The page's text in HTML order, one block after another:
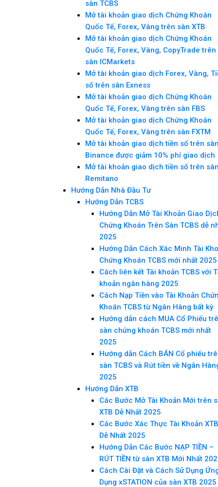
sàn TCBS
Mở tài khoản giao dịch Chứng Khoán
Quốc Tế, Forex, Vàng trên sàn XTB
Mở tài khoản giao dịch Chứng Khoán
Quốc Tế, Forex, Vàng, CopyTrade trên
sàn ICMarkets
Mở tài khoản giao dịch Forex, Vàng,
số trên sàn Exness
Mở tài khoản giao dịch Chứng Khoán
Quốc Tế, Forex, Vàng trên sàn FBS
Mở tài khoản giao dịch Chứng Khoán
Quốc Tế, Forex, Vàng trên sàn FXTM
Mở tài khoản giao dịch tiền số trên sàn
Binance được giảm 10% phí giao dịch
Mở tài khoản giao dịch tiền số trên sàn
Remitano
Hướng Dẫn Nhà Đầu Tư
Hướng Dẫn TCBS
Hướng Dẫn Mở Tài Khoản Giao
Chứng Khoán Trên Sàn TCBS dễ
2025
Hướng Dẫn Cách Xác Minh Tài
Chứng Khoán TCBS mới nhất 2025
Cách liên kết Tài khoản TCBS với
khoản ngân hàng 2025
Cách Nạp Tiền vào Tài Khoản
Khoán TCBS từ Ngân Hàng bất kỳ
Hướng dẫn cách MUA Cổ Phiếu
sàn chứng khoán TCBS mới nhất
2025
Hướng dẫn Cách BÁN Cổ phiếu
sàn TCBS và Rút tiền về Ngân
2025
Hướng Dẫn XTB
Các Bước Mở Tài Khoản Mới trên
XTB Dễ Nhất 2025
Các Bước Xác Thực Tài Khoản XTB
Dễ Nhất 2025
Hướng Dẫn Các Bước NẠP TIỀN –
RÚT TIỀN từ sàn XTB Mới Nhất
Cách Cài Đặt và Cách Sử Dụng
Dụng xSTATION của sàn XTB 2025